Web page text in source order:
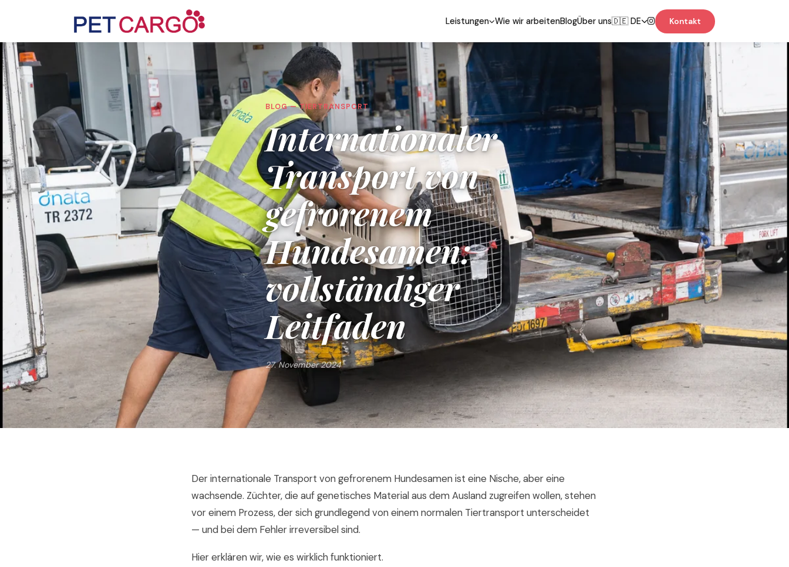
Leistungen Wie wir arbeitenBlogÜber uns🇩🇪 DE Kontakt
BLOG — TIERTRANSPORT
Internationaler
Transport von
gefrorenem
Hundesamen:
vollständiger
Leitfaden
27. November 2024
Der internationale Transport von gefrorenem Hundesamen ist eine Nische, aber eine
wachsende. Züchter, die auf genetisches Material aus dem Ausland zugreifen wollen, stehen
vor einem Prozess, der sich grundlegend von einem normalen Tiertransport unterscheidet
— und bei dem Fehler irreversibel sind.
Hier erklären wir, wie es wirklich funktioniert.